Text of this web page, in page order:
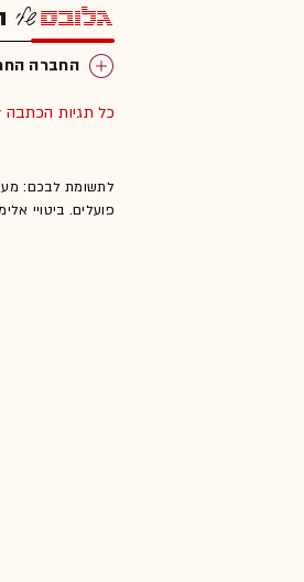
החברה
כל תגיות הכתבה
לתשומת לבכם:
פועלים. ביטויי